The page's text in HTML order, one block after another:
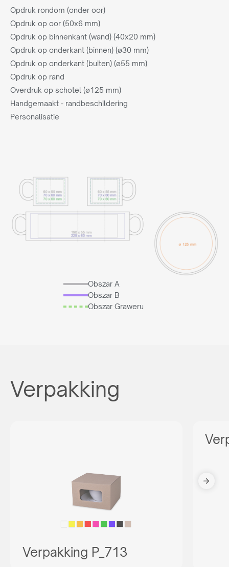
Opdruk rondom (onder oor)
Opdruk op oor (50x6 mm)
Opdruk op binnenkant (wand) (40x20 mm)
Opdruk op onderkant (binnen) (ø30 mm)
Opdruk op onderkant (buiten) (ø55 mm)
Opdruk op rand
Overdruk op schotel (ø125 mm)
Handgemaakt - randbeschildering
Personalisatie
Obszar A
Obszar B
Obszar Graweru
Verpakking
Verpakking P_713